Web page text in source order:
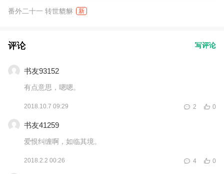
番外二十一 转世貔貅 新
评论 写评论
书友93152
有点意思，嗯嗯。
2018.10.7 09:29 0
2
书友41259
爱恨纠缠啊，如临其境。
2018.2.2 00:26 0
4